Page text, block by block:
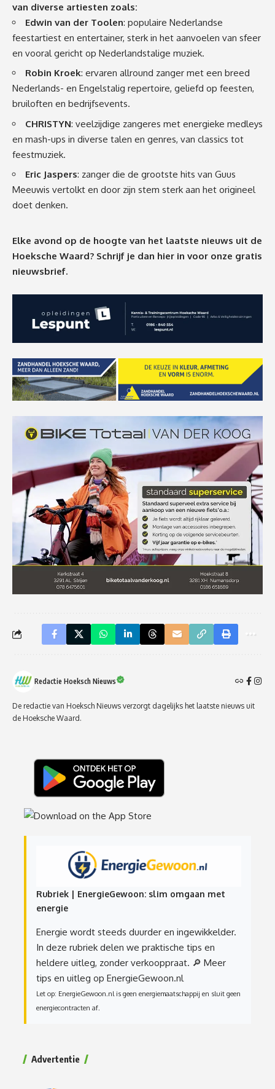
van diverse artiesten zoals:
Edwin van der Toolen: populaire Nederlandse
feestartiest en entertainer, sterk in het aanvoelen van sfeer
en vooral gericht op Nederlandstalige muziek.
Robin Kroek: ervaren allround zanger met een breed
Nederlands- en Engelstalig repertoire, geliefd op feesten,
bruiloften en bedrijfsevents.
CHRISTYN: veelzijdige zangeres met energieke medleys
en mash-ups in diverse talen en genres, van classics tot
feestmuziek.
Eric Jaspers: zanger die de grootste hits van Guus
Meeuwis vertolkt en door zijn stem sterk aan het origineel
doet denken.
Elke avond op de hoogte van het laatste nieuws uit de
Hoeksche Waard? Schrijf je dan hier in voor onze gratis
nieuwsbrief.
Redactie Hoeksch Nieuws
De redactie van Hoeksch Nieuws verzorgt dagelijks het laatste nieuws uit
de Hoeksche Waard.
Rubriek | EnergieGewoon: slim omgaan met
energie
Energie wordt steeds duurder en ingewikkelder.
In deze rubriek delen we praktische tips en
heldere uitleg, zonder verkooppraat. 🔎 Meer
tips en uitleg op EnergieGewoon.nl
Let op: EnergieGewoon.nl is geen energiemaatschappij en sluit geen
energiecontracten af.
Advertentie